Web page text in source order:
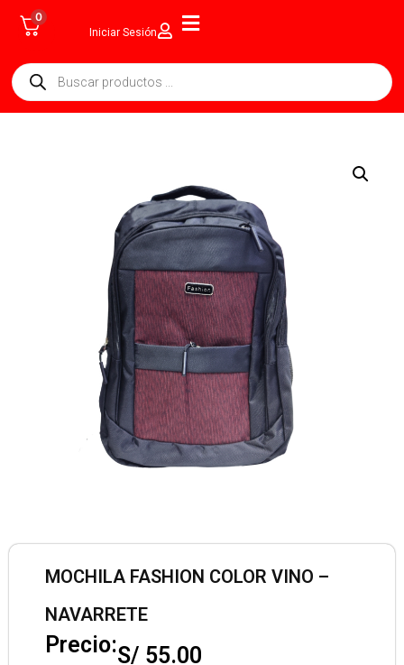
0
Iniciar Sesión
MOCHILA FASHION COLOR VINO –
NAVARRETE
Precio:S/ 55.00